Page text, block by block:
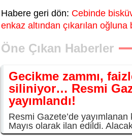
Habere geri dön: Cebinde
enkaz altından çıkarılan
Öne Çıkan Haberler
Gecikme zammı,
siliniyor… Resmi
yayımlandı!
Resmi Gazete’de
Mayıs olarak ilan edildi.